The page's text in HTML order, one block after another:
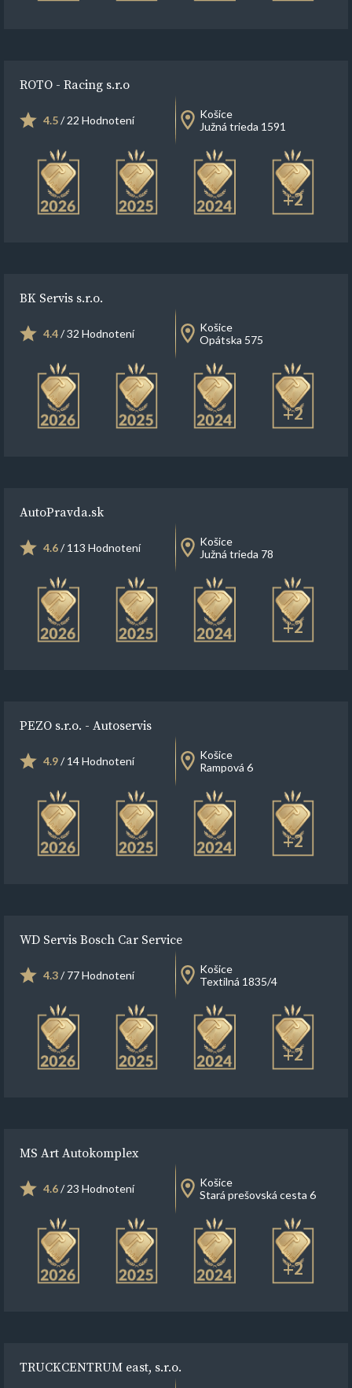
ROTO - Racing s.r.o
4.5/ 22 Hodnotení
Košice
Južná trieda 1591
+2
BK Servis s.r.o.
4.4/ 32 Hodnotení
Košice
Opátska 575
+2
AutoPravda.sk
4.6/ 113 Hodnotení
Košice
Južná trieda 78
+2
PEZO s.r.o. - Autoservis
4.9/ 14 Hodnotení
Košice
Rampová 6
+2
WD Servis Bosch Car Service
4.3/ 77 Hodnotení
Košice
Textilná 1835/4
+2
MS Art Autokomplex
4.6/ 23 Hodnotení
Košice
Stará prešovská cesta 6
+2
TRUCKCENTRUM east, s.r.o.